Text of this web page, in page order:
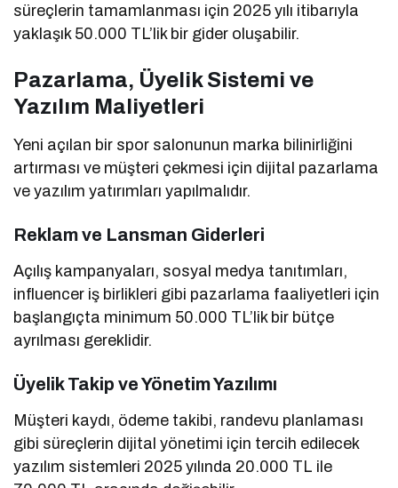
süreçlerin tamamlanması için 2025 yılı itibarıyla
yaklaşık 50.000 TL’lik bir gider oluşabilir.
Pazarlama, Üyelik Sistemi ve
Yazılım Maliyetleri
Yeni açılan bir spor salonunun marka bilinirliğini
artırması ve müşteri çekmesi için dijital pazarlama
ve yazılım yatırımları yapılmalıdır.
Reklam ve Lansman Giderleri
Açılış kampanyaları, sosyal medya tanıtımları,
influencer iş birlikleri gibi pazarlama faaliyetleri için
başlangıçta minimum 50.000 TL’lik bir bütçe
ayrılması gereklidir.
Üyelik Takip ve Yönetim Yazılımı
Müşteri kaydı, ödeme takibi, randevu planlaması
gibi süreçlerin dijital yönetimi için tercih edilecek
yazılım sistemleri 2025 yılında 20.000 TL ile